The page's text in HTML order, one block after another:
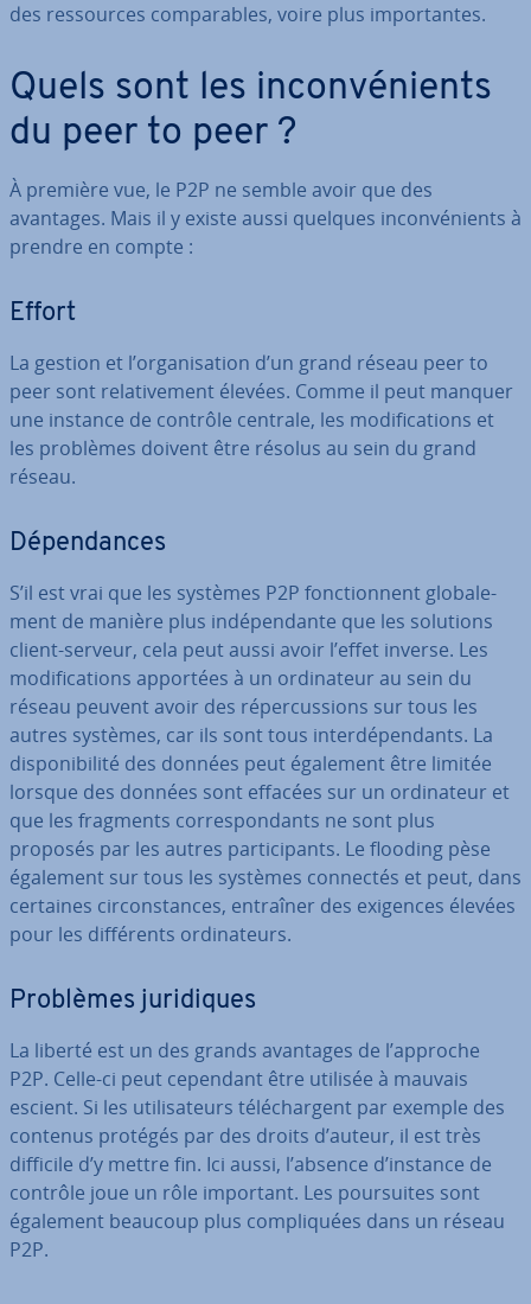
des res­sources com­pa­rables, voire plus im­por­tantes.
Quels sont les in­con­vé­nients
du peer to peer ?
À première vue, le P2P ne semble avoir que des
avantages. Mais il y existe aussi quelques in­con­vé­nients à
prendre en compte :
Effort
La gestion et l’or­ga­ni­sa­tion d’un grand réseau peer to
peer sont re­la­ti­ve­ment élevées. Comme il peut manquer
une instance de contrôle centrale, les mo­di­fi­ca­tions et
les problèmes doivent être résolus au sein du grand
réseau.
Dé­pen­dances
S’il est vrai que les systèmes P2P fonc­tion­nent glo­ba­le­
ment de manière plus in­dé­pen­dante que les solutions
client-serveur, cela peut aussi avoir l’effet inverse. Les
mo­di­fi­ca­tions apportées à un or­di­na­teur au sein du
réseau peuvent avoir des ré­per­cus­sions sur tous les
autres systèmes, car ils sont tous in­ter­dé­pen­dants. La
dis­po­ni­bi­lité des données peut également être limitée
lorsque des données sont effacées sur un or­di­na­teur et
que les fragments cor­res­pon­dants ne sont plus
proposés par les autres par­ti­ci­pants. Le flooding pèse
également sur tous les systèmes connectés et peut, dans
certaines cir­cons­tances, entraîner des exigences élevées
pour les dif­fé­rents or­di­na­teurs.
Problèmes ju­ri­diques
La liberté est un des grands avantages de l’approche
P2P. Celle-ci peut cependant être utilisée à mauvais
escient. Si les uti­li­sa­teurs té­lé­char­gent par exemple des
contenus protégés par des droits d’auteur, il est très
difficile d’y mettre fin. Ici aussi, l’absence d’instance de
contrôle joue un rôle important. Les pour­suites sont
également beaucoup plus com­pli­quées dans un réseau
P2P.